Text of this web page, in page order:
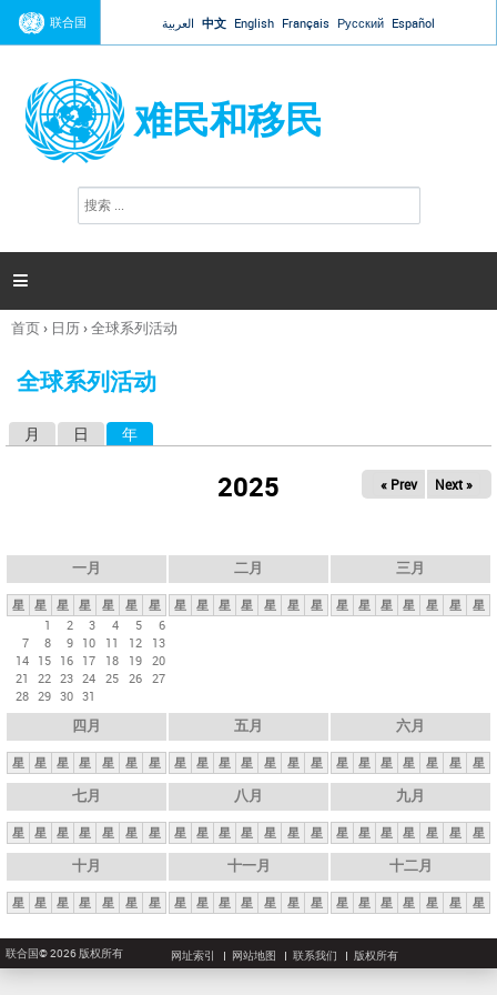
Jump to navigation
联合国 العربية 中文 English Français Русский Español
难民和移民
搜
索

你
这
首页› 日历›全球系列活动
全球系列活动
月 日 年
2025 « Prev Next »
一月
星 星 星 星 星 星
星
1
2 3 4 5
6
7
8 9 10 11 12
13
14 15 16 17 18 19 20
21
22 23 24 25 26 27
28 29 30 31
二月
星 星 星 星 星 星 星
三月
星 星 星 星 星 星 星
四月
星 星 星 星 星 星 星
五月
星 星 星 星 星 星 星
六月
星 星 星 星 星 星 星
七月
星 星 星 星 星 星 星
八月
星 星 星 星 星 星 星
九月
星 星 星 星 星 星 星
十月
星 星 星 星 星 星 星
十一月
星 星 星 星 星 星 星
十二月
星 星 星 星 星 星 星
联合国© 2026 版权所有 网址索引 网站地图 联系我们 版权所有